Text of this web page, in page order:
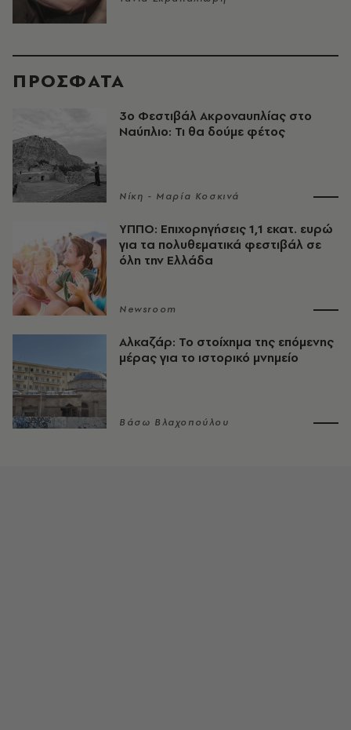
ΠΡΟΣΦΑΤΑ
3ο Φεστιβάλ Ακροναυπλίας στο
Ναύπλιο: Τι θα δούμε φέτος
Νίκη - Μαρία Κοσκινά
ΥΠΠΟ: Επιχορηγήσεις 1,1 εκατ. ευρώ
για τα πολυθεματικά φεστιβάλ σε
όλη την Ελλάδα
Newsroom
Αλκαζάρ: Το στοίχημα της επόμενης
μέρας για το ιστορικό μνημείο
Βάσω Βλαχοπούλου